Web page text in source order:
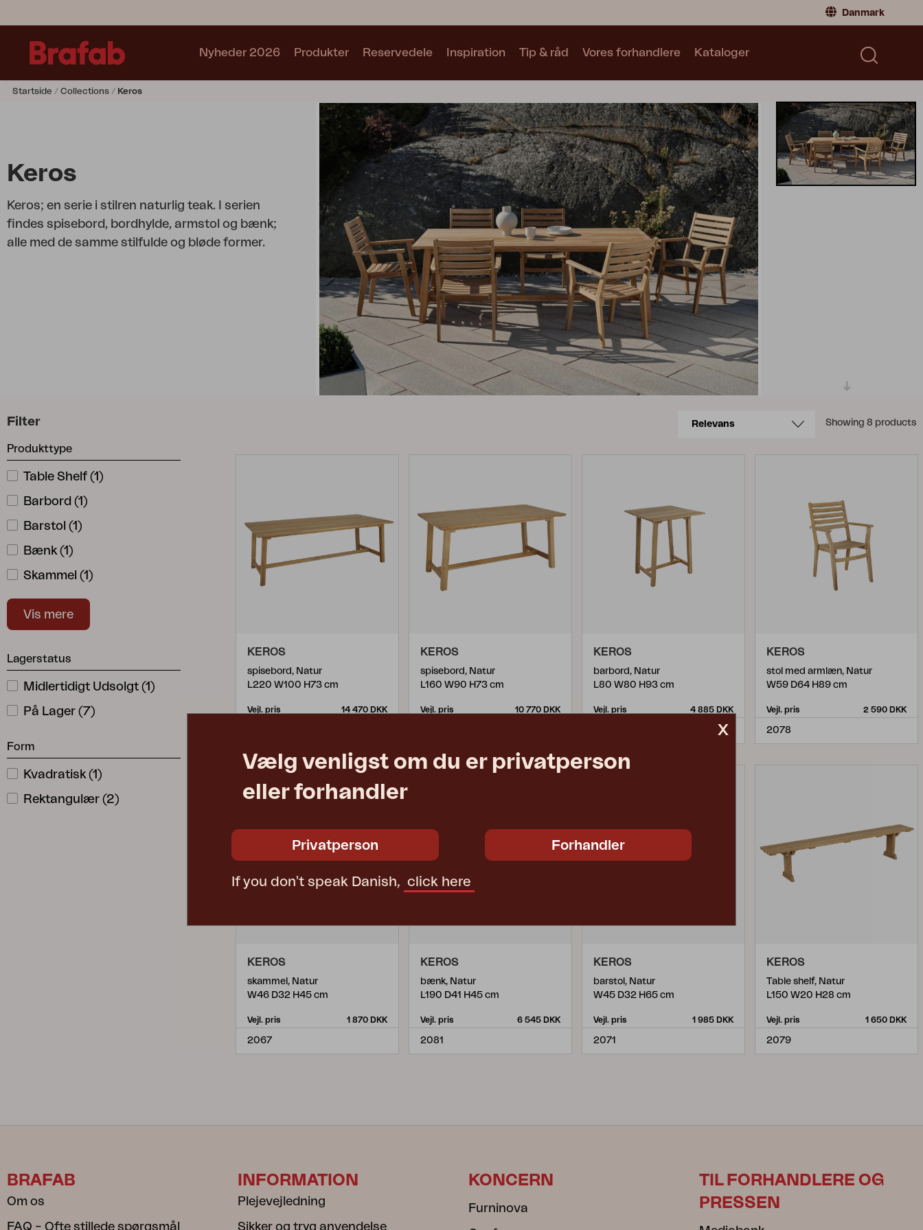
Danmark
Sverige|Sweden
Global |Global
Tyskland|Germany
Frankrig|France
Nyheder 2026 Produkter
Stol
Udekøkken
Solseng
Relax
Samlinger
Se alle samlinger
Motty Blixt Trolly
Grower Greens Lomma
Kataloger
Reservedele Inspiration Tip & råd Vores forhandlere Kataloger
Startside Collections Keros
Keros
Keros; en serie i stilren naturlig teak. I serien
findes spisebord, bordhylde, armstol og bænk;
alle med de samme stilfulde og bløde former.
Showing 8 products
Filter
Produkttype
Table Shelf (1)
Barbord (1)
Barstol (1)
Bænk (1)
Skammel (1)
Spisebord(
Stol Med Armlæn
Vis mere
Lagerstatus
Midlertidigt Udsolgt (1)
På Lager (7)
Form
Kvadratisk (1)
Rektangulær (2)
KEROS
spisebord, Natur
L220 W100 H73 cm
Vejl. pris 14 470 DKK
KEROS
spisebord, Natur
L160 W90 H73 cm
Vejl. pris 10 770 DKK
KEROS
barbord, Natur
L80 W80 H93 cm
Vejl. pris 4 885 DKK
KEROS
stol med armlæn, Natur
W59 D64 H89 cm
Vejl. pris 2 590 DKK
2078
KEROS
skammel, Natur
W46 D32 H45 cm
Vejl. pris 1 870 DKK
2067
KEROS
bænk, Natur
L190 D41 H45 cm
Vejl. pris 6 545 DKK
2081
KEROS
barstol, Natur
W45 D32 H65 cm
Vejl. pris 1 985 DKK
2071
KEROS
Table shelf, Natur
L150 W20 H28 cm
Vejl. pris 1 650 DKK
2079
x
Vælg venligst om du er privatperson
eller forhandler
Privatperson Forhandler
If you don't speak Danish, click here
BRAFAB
Om os
FAQ – Ofte stillede spørgsmål
INFORMATION
Plejevejledning
Sikker og tryg anvendelse
KONCERN
Furninova
TIL FORHANDLERE OG
PRESSEN